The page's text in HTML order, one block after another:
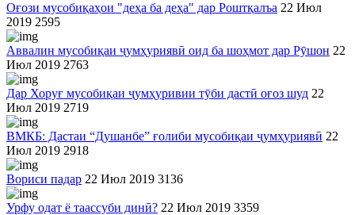
Оғози мусобиқаҳои "деҳа ба деҳа" дар Роштқалъа 22 Июл
2019 2595
Аввалин мусобиқаи ҷумҳуриявӣ оид ба шоҳмот дар Рӯшон 22
Июл 2019 2763
Дар Хоруғ мусобиқаи ҷумҳуривии тӯби дастӣ оғоз шуд 22
Июл 2019 2719
ВМКБ: Дастаи “Душанбе” ғолиби мусобиқаи ҷумҳуриявӣ 22
Июл 2019 2918
Вориси падар 22 Июл 2019 3136
Урфу одат ё таассуби динӣ? 22 Июл 2019 3359